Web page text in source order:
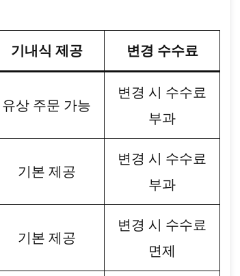
기내식 제공 변경 수수료
유상 주문 가능
변경 시 수수료
부과
기본 제공
변경 시 수수료
부과
기본 제공
변경 시 수수료
면제